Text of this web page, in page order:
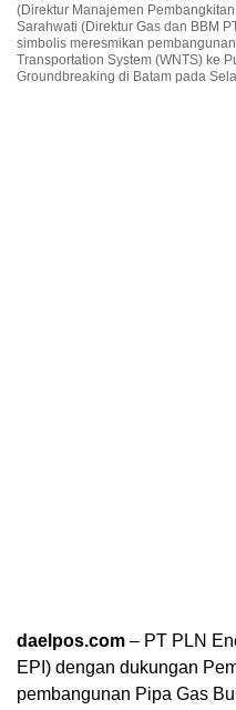
(Direktur Manajemen
Sarahwati (Direktur Gas dan BBM
simbolis meresmikan
Transportation System (WNTS) ke
Groundbreaking di Batam pada
daelpos.com – PT PLN
EPI) dengan dukungan
pembangunan Pipa Gas